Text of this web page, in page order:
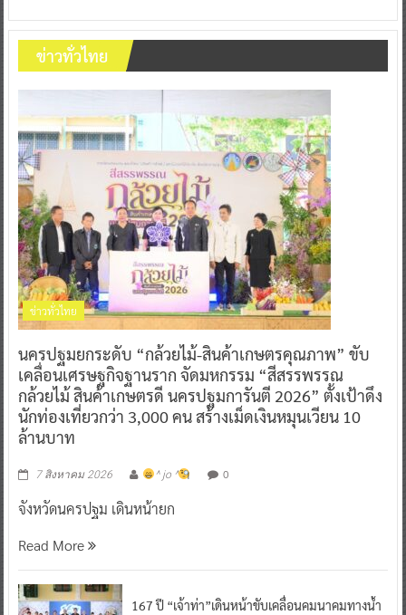
ข่าวทั่วไทย
ข่าวทั่วไทย
นครปฐมยกระดับ “กล้วยไม้-สินค้าเกษตรคุณภาพ” ขับ
เคลื่อนเศรษฐกิจฐานราก จัดมหกรรม “สีสรรพรรณ
กล้วยไม้ สินค้าเกษตรดี นครปฐมการันตี 2026” ตั้งเป้าดึง
นักท่องเที่ยวกว่า 3,000 คน สร้างเม็ดเงินหมุนเวียน 10
ล้านบาท
7 สิงหาคม 2026 ^ jo ^ 0
จังหวัดนครปฐม เดินหน้ายก
Read More
167 ปี “เจ้าท่า”เดินหน้าขับเคลื่อนคมนาคมทางน้ำ